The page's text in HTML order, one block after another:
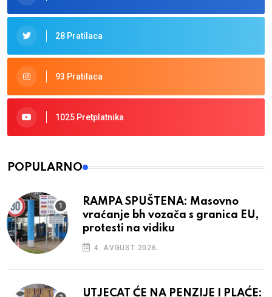
28 Pratilaca
93 Pratilaca
1025 Pretplatnika
POPULARNO
RAMPA SPUŠTENA: Masovno
vraćanje bh vozača s granica EU,
protesti na vidiku
4. AVGUST 2026.
UTJECAT ĆE NA PENZIJE I PLAĆE: